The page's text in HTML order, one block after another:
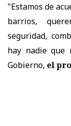
"Estamos de
barrios,
seguridad,
hay nadie
Gobierno, el